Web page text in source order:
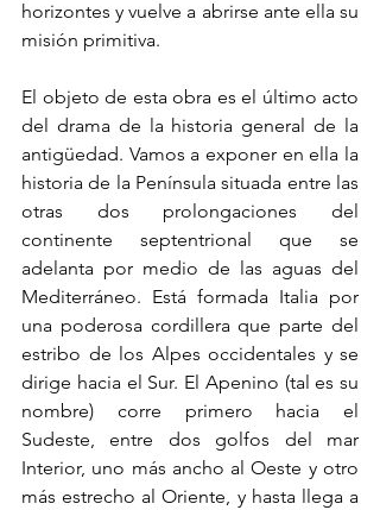
horizontes y vuelve a abrirse ante ella su
misión primitiva.
El objeto de esta obra es el último acto
del drama de la historia general de la
antigüedad. Vamos a exponer en ella la
historia de la Península situada entre las
otras dos prolongaciones del
continente septentrional que se
adelanta por medio de las aguas del
Mediterráneo. Está formada Italia por
una poderosa cordillera que parte del
estribo de los Alpes occidentales y se
dirige hacia el Sur. El Apenino (tal es su
nombre) corre primero hacia el
Sudeste, entre dos golfos del mar
Interior, uno más ancho al Oeste y otro
más estrecho al Oriente, y hasta llega a